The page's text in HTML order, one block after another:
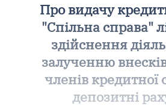
Про видачу
"Спільна справа"
здійснення
залученню
членів кредитної
депозитні